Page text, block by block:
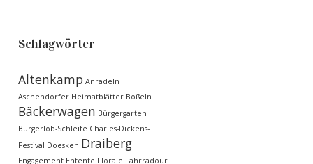
Schlagwörter
Altenkamp Anradeln
Aschendorfer Heimatblätter Boßeln
Bäckerwagen Bürgergarten
Bürgerlob-Schleife Charles-Dickens-
Festival Doesken Draiberg
Engagement Entente Florale Fahrradour